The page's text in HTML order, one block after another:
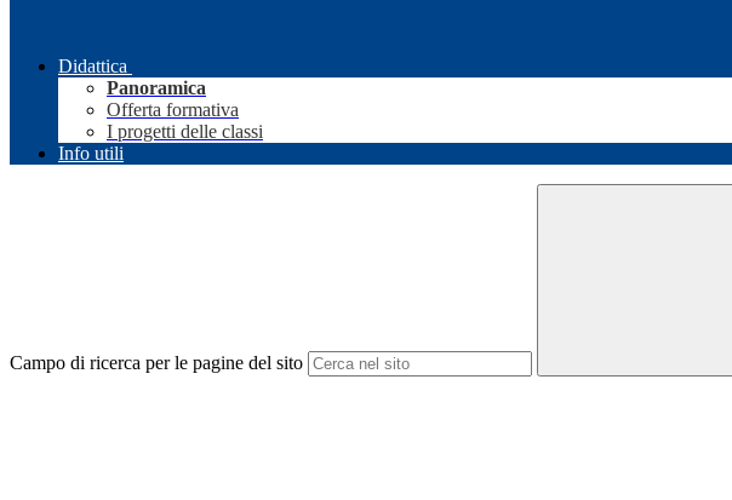
Didattica
Panoramica
Offerta formativa
I progetti delle classi
Info utili
Campo di ricerca per le pagine del sito